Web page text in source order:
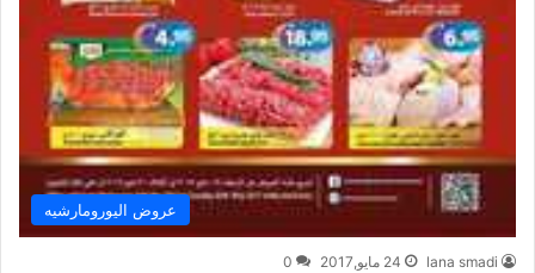
عروض اليورومارشيه
lana smadi 24 مايو,2017 0